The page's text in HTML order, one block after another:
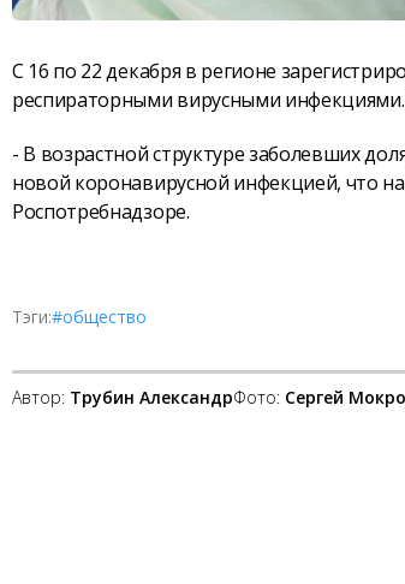
С 16 по 22 декабря в регионе
респираторными вирусными инфекциями.
- В возрастной структуре заболевших
новой коронавирусной инфекцией, что
Роспотребнадзоре.
Тэги:#общество
Автор: Трубин АлександрФото: Сергей